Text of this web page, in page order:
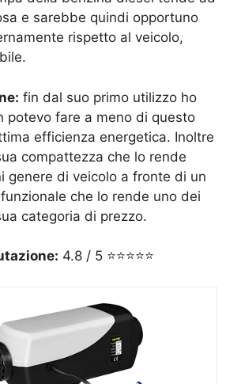
e sarebbe quindi opportuno
rispetto al veicolo,
fin dal suo primo utilizzo ho
potevo fare a meno di questo
efficienza energetica. Inoltre
compattezza che lo rende
genere di veicolo a fronte di un
che lo rende uno dei
categoria di prezzo.
4.8 / 5 ⭐⭐⭐⭐⭐